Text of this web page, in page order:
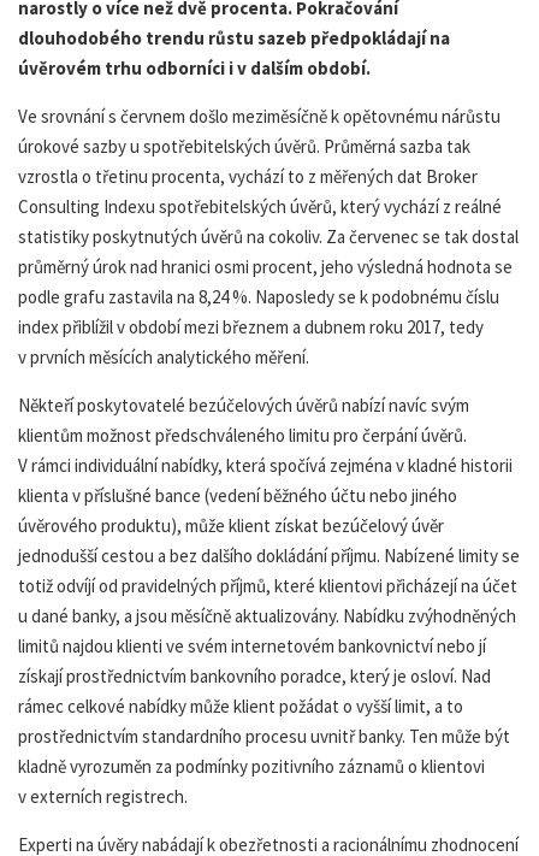
narostly o více než dvě procenta. Pokračování
dlouhodobého trendu růstu sazeb předpokládají na
úvěrovém trhu odborníci i v dalším období.
Ve srovnání s červnem došlo meziměsíčně k opětovnému nárůstu
úrokové sazby u spotřebitelských úvěrů. Průměrná sazba tak
vzrostla o třetinu procenta, vychází to z měřených dat Broker
Consulting Indexu spotřebitelských úvěrů, který vychází z reálné
statistiky poskytnutých úvěrů na cokoliv. Za červenec se tak dostal
průměrný úrok nad hranici osmi procent, jeho výsledná hodnota se
podle grafu zastavila na 8,24 %. Naposledy se k podobnému číslu
index přiblížil v období mezi březnem a dubnem roku 2017, tedy
v prvních měsících analytického měření.
Někteří poskytovatelé bezúčelových úvěrů nabízí navíc svým
klientům možnost předschváleného limitu pro čerpání úvěrů.
V rámci individuální nabídky, která spočívá zejména v kladné historii
klienta v příslušné bance (vedení běžného účtu nebo jiného
úvěrového produktu), může klient získat bezúčelový úvěr
jednodušší cestou a bez dalšího dokládání příjmu. Nabízené limity se
totiž odvíjí od pravidelných příjmů, které klientovi přicházejí na účet
u dané banky, a jsou měsíčně aktualizovány. Nabídku zvýhodněných
limitů najdou klienti ve svém internetovém bankovnictví nebo jí
získají prostřednictvím bankovního poradce, který je osloví. Nad
rámec celkové nabídky může klient požádat o vyšší limit, a to
prostřednictvím standardního procesu uvnitř banky. Ten může být
kladně vyrozuměn za podmínky pozitivního záznamů o klientovi
v externích registrech.
Experti na úvěry nabádají k obezřetnosti a racionálnímu zhodnocení